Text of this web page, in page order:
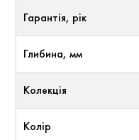
Гарантія, рік
Глибина, мм
Колекція
Колір